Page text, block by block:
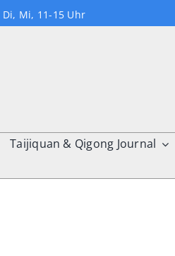
Di, Mi, 11-15 Uhr
Taijiquan & Qigong Journal